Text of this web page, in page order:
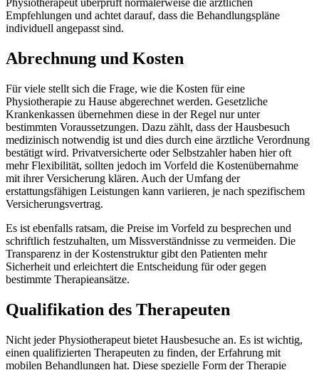
Physiotherapeut überprüft normalerweise die ärztlichen
Empfehlungen und achtet darauf, dass die Behandlungspläne
individuell angepasst sind.
Abrechnung und Kosten
Für viele stellt sich die Frage, wie die Kosten für eine
Physiotherapie zu Hause abgerechnet werden. Gesetzliche
Krankenkassen übernehmen diese in der Regel nur unter
bestimmten Voraussetzungen. Dazu zählt, dass der Hausbesuch
medizinisch notwendig ist und dies durch eine ärztliche Verordnung
bestätigt wird. Privatversicherte oder Selbstzahler haben hier oft
mehr Flexibilität, sollten jedoch im Vorfeld die Kostenübernahme
mit ihrer Versicherung klären. Auch der Umfang der
erstattungsfähigen Leistungen kann variieren, je nach spezifischem
Versicherungsvertrag.
Es ist ebenfalls ratsam, die Preise im Vorfeld zu besprechen und
schriftlich festzuhalten, um Missverständnisse zu vermeiden. Die
Transparenz in der Kostenstruktur gibt den Patienten mehr
Sicherheit und erleichtert die Entscheidung für oder gegen
bestimmte Therapieansätze.
Qualifikation des Therapeuten
Nicht jeder Physiotherapeut bietet Hausbesuche an. Es ist wichtig,
einen qualifizierten Therapeuten zu finden, der Erfahrung mit
mobilen Behandlungen hat. Diese spezielle Form der Therapie